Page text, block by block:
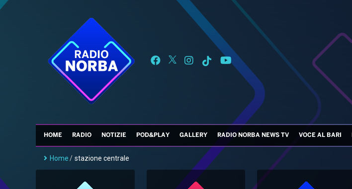
HOME RADIO NOTIZIE POD&PLAY GALLERY RADIO NORBA NEWS TV VOCE AL BARI
Home/ stazione centrale